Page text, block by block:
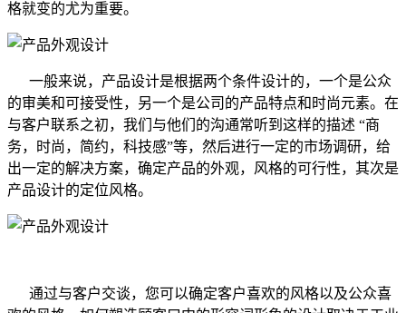
格就变的尤为重要。
一般来说，产品设计是根据两个条件设计的，一个是公众
的审美和可接受性，另一个是公司的产品特点和时尚元素。在
与客户联系之初，我们与他们的沟通常听到这样的描述 “商
务，时尚，简约，科技感”等，然后进行一定的市场调研，给
出一定的解决方案，确定产品的外观，风格的可行性，其次是
产品设计的定位风格。
通过与客户交谈，您可以确定客户喜欢的风格以及公众喜